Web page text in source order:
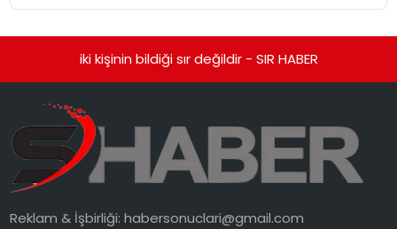
iki kişinin bildiği sır değildir - SIR HABER
Reklam & İşbirliği:habersonuclari@gmail.com